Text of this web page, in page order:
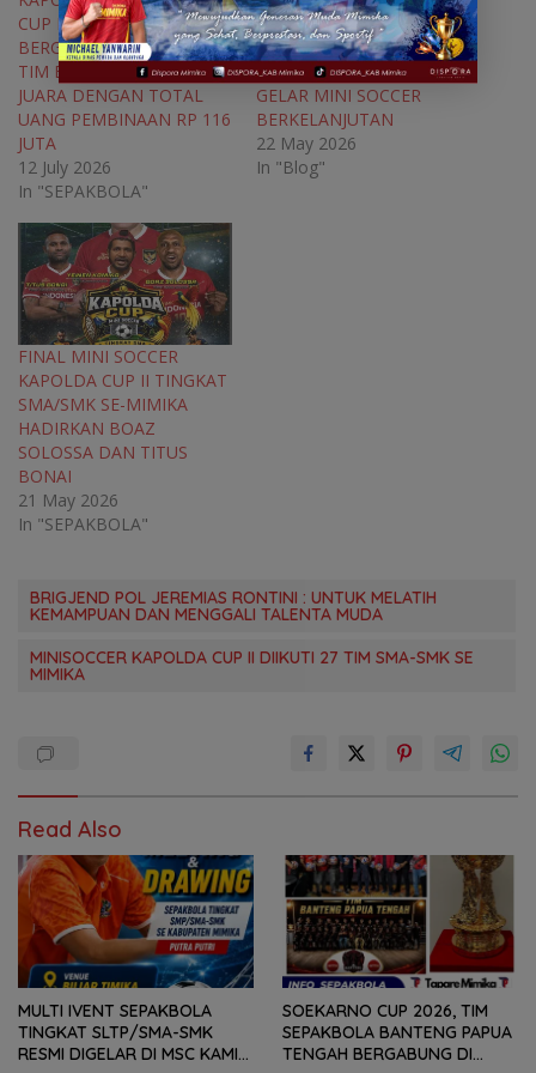
n
e
w
w
n
d
o
e
w
w
i
d
o
w
n
e
w
w
i
n
d
o
n
e
w
w
i
n
CUP IV 2026 RESMI
BERGULIR DI TIMIKA, 35
TIM BEREBUT GELAR
JUARA DENGAN TOTAL
UANG PEMBINAAN RP 116
JUTA
12 July 2026
In "SEPAKBOLA"
MINISOCCER TINGKAT
SMA-SMK, KAPOLDA
‘PAJERO’ : KOMITMEN
GELAR MINI SOCCER
BERKELANJUTAN
22 May 2026
In "Blog"
FINAL MINI SOCCER
KAPOLDA CUP II TINGKAT
SMA/SMK SE-MIMIKA
HADIRKAN BOAZ
SOLOSSA DAN TITUS
BONAI
21 May 2026
In "SEPAKBOLA"
BRIGJEND POL JEREMIAS RONTINI : UNTUK MELATIH
KEMAMPUAN DAN MENGGALI TALENTA MUDA
MINISOCCER KAPOLDA CUP II DIIKUTI 27 TIM SMA-SMK SE
MIMIKA
Read Also
MULTI IVENT SEPAKBOLA
TINGKAT SLTP/SMA-SMK
RESMI DIGELAR DI MSC KAMIS
SOEKARNO CUP 2026, TIM
SEPAKBOLA BANTENG PAPUA
TENGAH BERGABUNG DI